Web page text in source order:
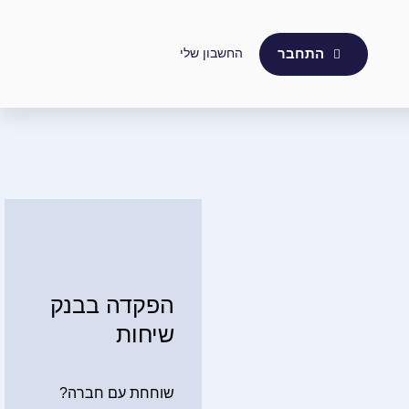
התחבר החשבון שלי
הפקדה בבנק
שיחות
שוחחת עם חברה?